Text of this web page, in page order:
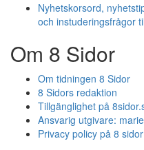
Nyhetskorsord,
och instuderingsfrågor
Om 8 Sidor
Om tidningen 8 Sidor
8 Sidors redaktion
Tillgänglighet på
Ansvarig utgivare:
Privacy policy på 8 sidor